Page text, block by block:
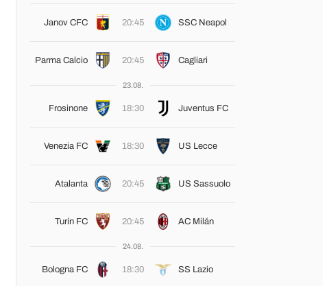
Janov CFC 20:45 SSC Neapol
Parma Calcio 20:45 Cagliari
23.08.
Frosinone 18:30 Juventus FC
Venezia FC 18:30 US Lecce
Atalanta 20:45 US Sassuolo
Turín FC 20:45 AC Milán
24.08.
Bologna FC 18:30 SS Lazio